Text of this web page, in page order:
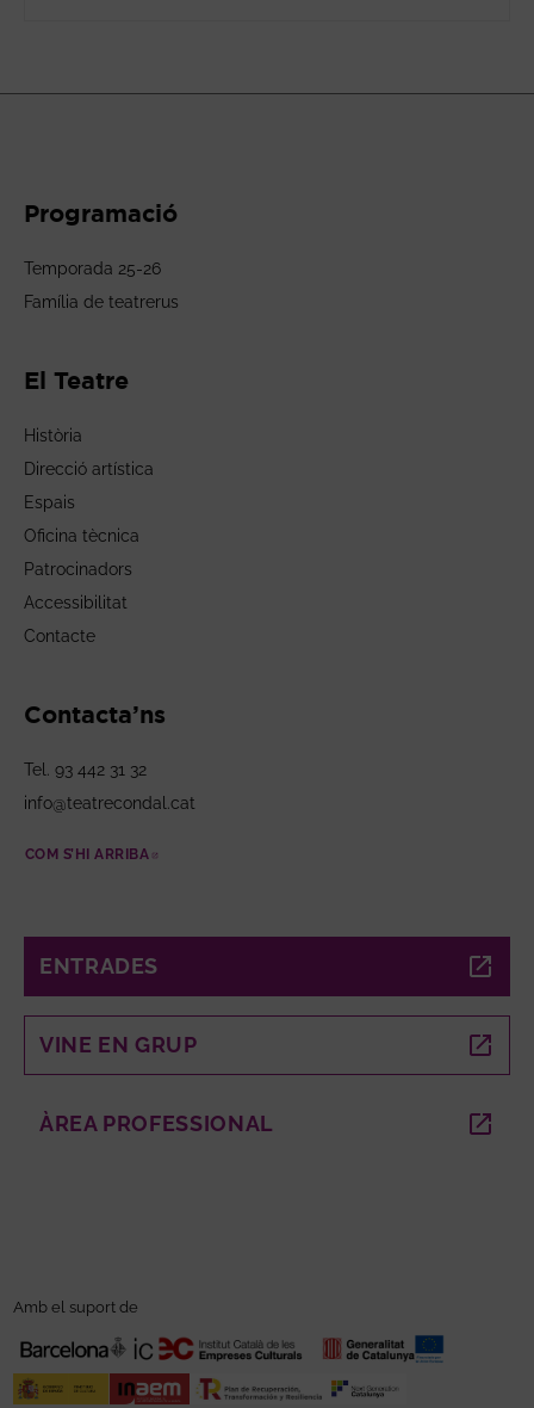
Programació
Temporada 25-26
Família de teatrerus
El Teatre
Història
Direcció artística
Espais
Oficina tècnica
Patrocinadors
Accessibilitat
Contacte
Contacta’ns
Tel. 93 442 31 32
info@teatrecondal.cat
COM S’HI ARRIBA
ENTRADES
VINE EN GRUP
ÀREA PROFESSIONAL ABRE EN NUEVA VENTANA
Amb el suport de